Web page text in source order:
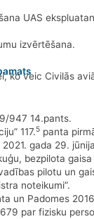
UAS
izvērtēšana.
ko veic Civilās
947 14.pants.
117.5 panta
gada 29.
bezpilota
pilotu un
noteikumi”.
un Padomes
par fizisku